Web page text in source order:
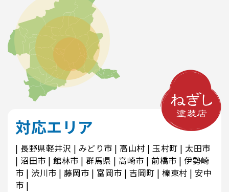
対応エリア
長野県軽井沢 みどり市 高山村 玉村町
太田市
沼田市
館林市 群馬県 高崎市 前橋市
伊勢崎
市
渋川市 藤岡市 富岡市 吉岡町 榛東村
安中
市